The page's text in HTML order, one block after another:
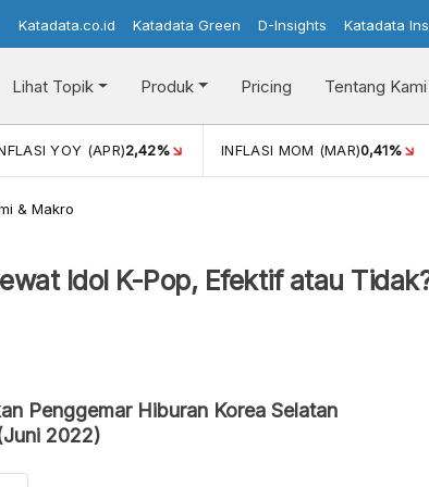
Katadata.co.id Katadata Green D-Insights Katadata
Lihat Topik Produk Pricing Tentang Kami
YOY (APR)2,42% INFLASI MOM (MAR)0,41%
& Makro
Idol K-Pop, Efektif atau
Penggemar Hiburan Korea Selatan
2022)